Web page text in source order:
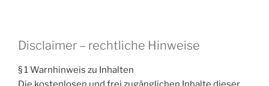
Disclaimer – rechtliche Hinweise
§ 1 Warnhinweis zu Inhalten